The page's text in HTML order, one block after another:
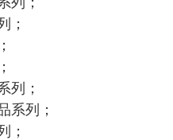
；
列；
系列；
；